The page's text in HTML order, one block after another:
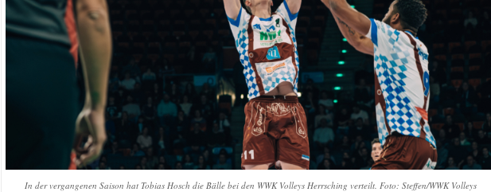
In der vergangenen Saison hat Tobias Hosch die Bälle bei den WWK Volleys Herrsching verteilt. Foto: Steffen/WWK Volleys